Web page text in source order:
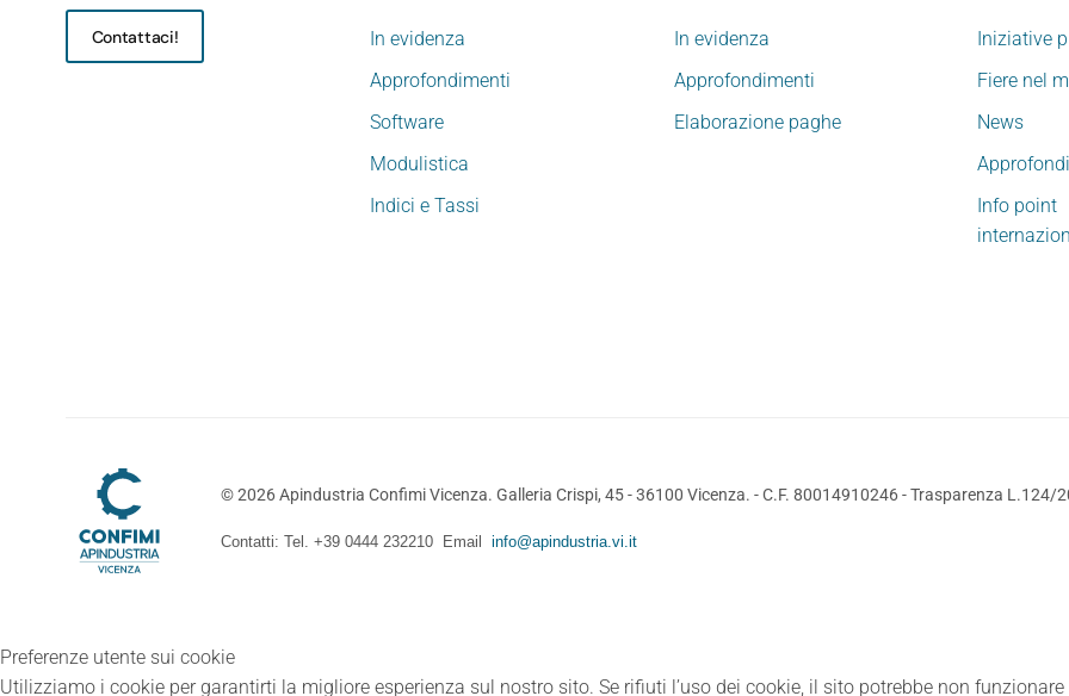
Contattaci!
In evidenza
Approfondimenti
Software
Modulistica
Indici e Tassi
In evidenza
Approfondimenti
Elaborazione paghe
Iniziative
Fiere nel
News
Info point
©2026Apindustria Confimi Vicenza. Galleria Crispi, 45 - 36100 Vicenza. - C.F. 80014910246 -Trasparenza L.124/
Contatti: Tel. +39 0444 232210 Email info@apindustria.vi.it
Preferenze utente sui cookie
Utilizziamo i cookie per garantirti la migliore esperienza sul nostro sito. Se rifiuti l’uso dei cookie, il sito potrebbe non